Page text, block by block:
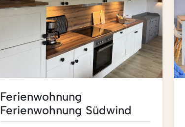
Ferienwohnung
Ferienwohnung Südwind